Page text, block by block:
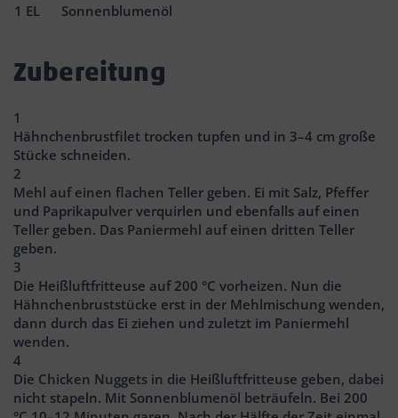
1 EL Sonnenblumenöl
Zubereitung
1
Hähnchenbrustfilet trocken tupfen und in 3–4 cm große
Stücke schneiden.
2
Mehl auf einen flachen Teller geben. Ei mit Salz, Pfeffer
und Paprikapulver verquirlen und ebenfalls auf einen
Teller geben. Das Paniermehl auf einen dritten Teller
geben.
3
Die Heißluftfritteuse auf 200 °C vorheizen. Nun die
Hähnchenbruststücke erst in der Mehlmischung wenden,
dann durch das Ei ziehen und zuletzt im Paniermehl
wenden.
4
Die Chicken Nuggets in die Heißluftfritteuse geben, dabei
nicht stapeln. Mit Sonnenblumenöl beträufeln. Bei 200